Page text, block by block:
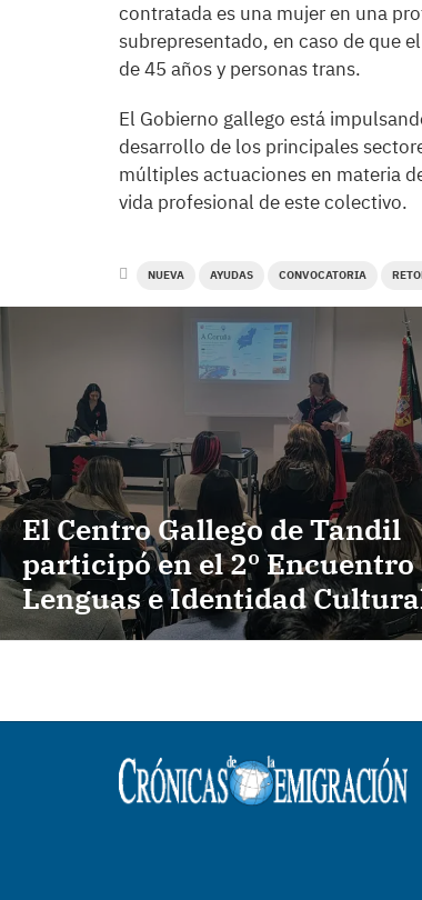
contratada es una mujer en una
subrepresentado, en caso de que
de 45 años y personas trans.
El Gobierno gallego está
desarrollo de los principales
múltiples actuaciones en materia
vida profesional de este colectivo.
NUEVA AYUDAS CONVOCATORIA
El Centro Gallego de Tandil
participó en el 2º Encuentro
Lenguas e Identidad